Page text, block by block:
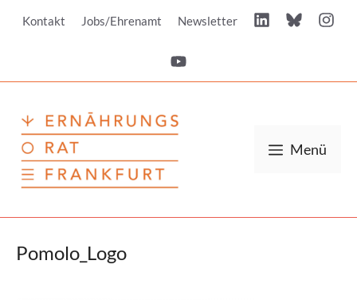
InhaltKontakt Jobs/Ehrenamt Newsletter
Menü
Pomolo_Logo